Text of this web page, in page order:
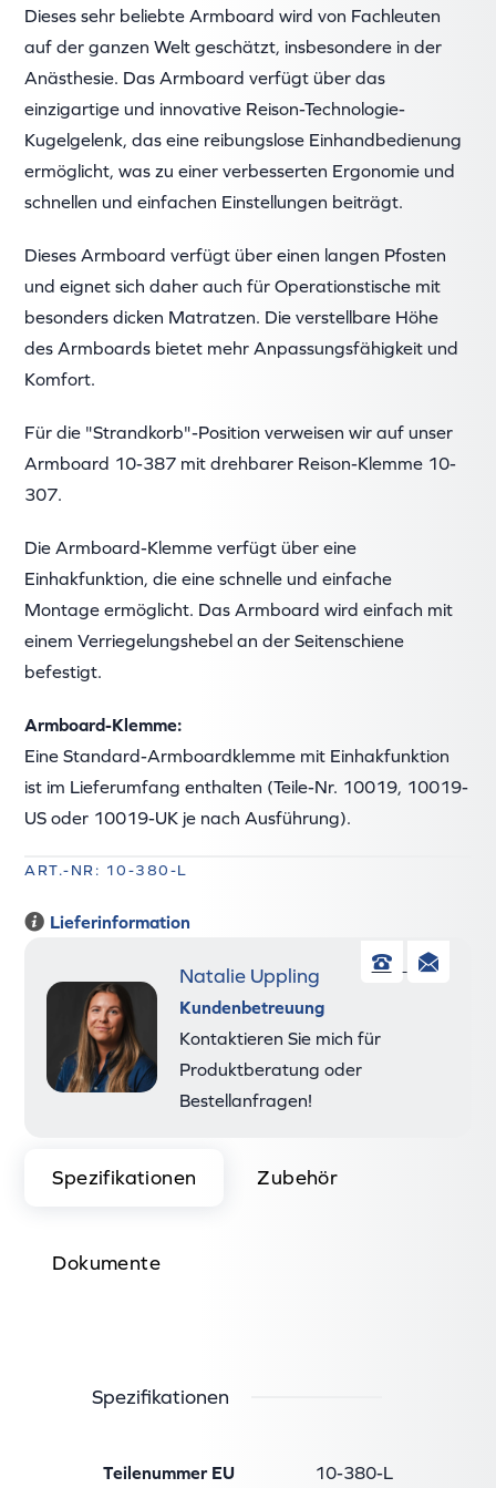
Dieses sehr beliebte Armboard wird von Fachleuten
auf der ganzen Welt geschätzt, insbesondere in der
Anästhesie. Das Armboard verfügt über das
einzigartige und innovative Reison-Technologie-
Kugelgelenk, das eine reibungslose Einhandbedienung
ermöglicht, was zu einer verbesserten Ergonomie und
schnellen und einfachen Einstellungen beiträgt.
Dieses Armboard verfügt über einen langen Pfosten
und eignet sich daher auch für Operationstische mit
besonders dicken Matratzen. Die verstellbare Höhe
des Armboards bietet mehr Anpassungsfähigkeit und
Komfort.
Für die "Strandkorb"-Position verweisen wir auf unser
Armboard 10-387 mit drehbarer Reison-Klemme 10-
307.
Die Armboard-Klemme verfügt über eine
Einhakfunktion, die eine schnelle und einfache
Montage ermöglicht. Das Armboard wird einfach mit
einem Verriegelungshebel an der Seitenschiene
befestigt.
Armboard-Klemme:
Eine Standard-Armboardklemme mit Einhakfunktion
ist im Lieferumfang enthalten (Teile-Nr. 10019, 10019-
US oder 10019-UK je nach Ausführung).
ART.-NR: 10-380-L
Lieferinformation
Telefon
Natalie Uppling
Kundenbetreuung
Kontaktieren Sie mich für
Produktberatung oder
Bestellanfragen!
Spezifikationen Zubehör
Dokumente
Spezifikationen
Teilenummer EU 10-380-L